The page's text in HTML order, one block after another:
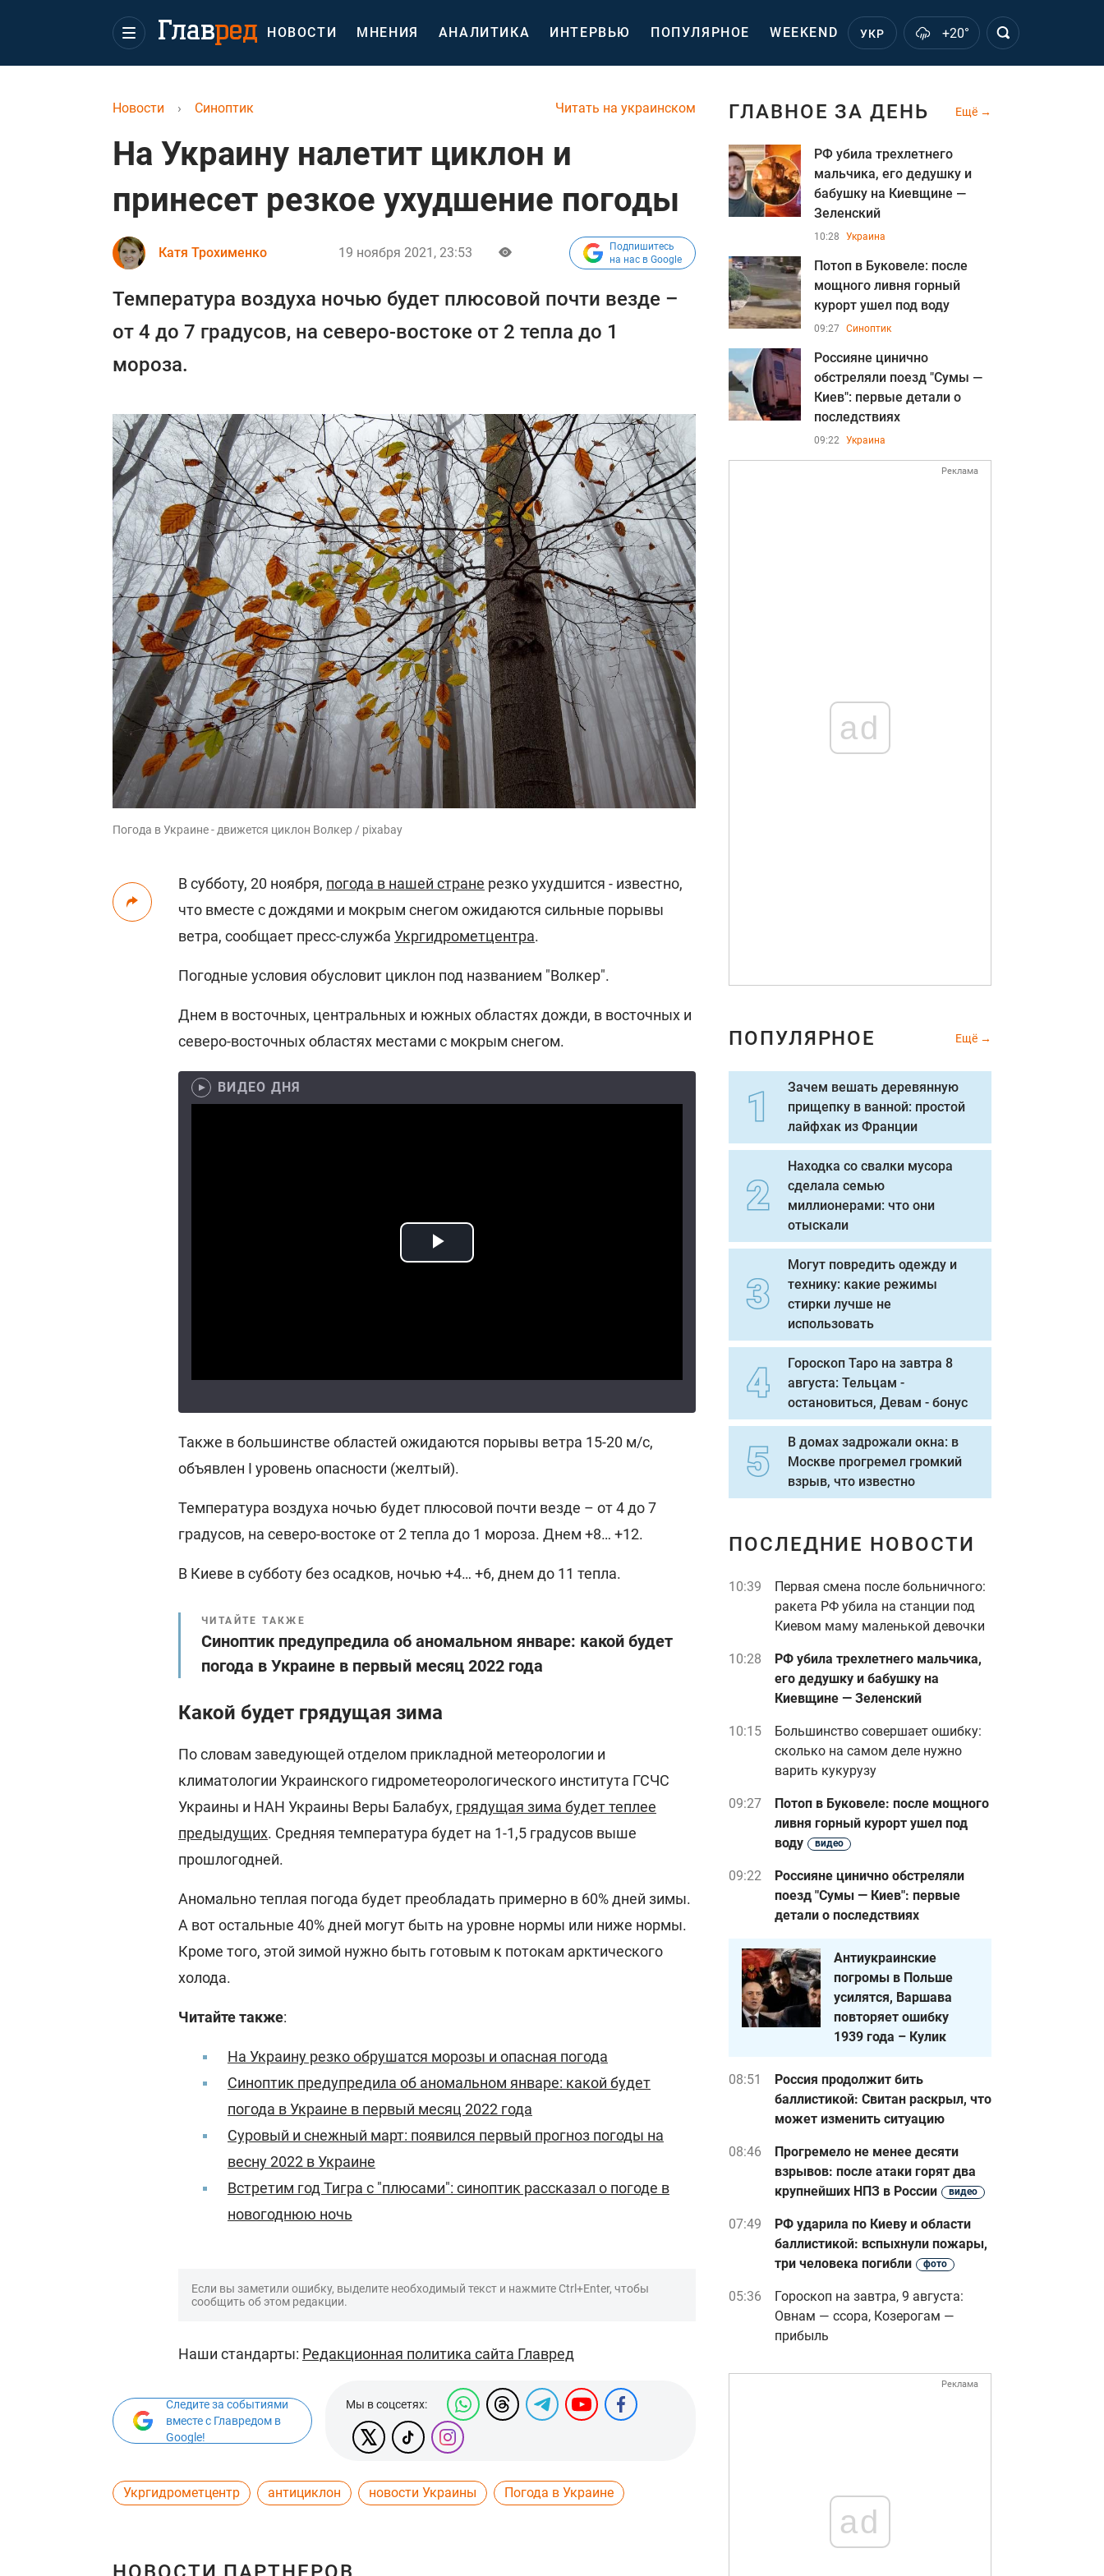
НОВОСТИ МНЕНИЯ АНАЛИТИКА ИНТЕРВЬЮ ПОПУЛЯРНОЕ WEEKEND УКР +20°
Читать на украинском
Новости › Синоптик
На Украину налетит циклон и
принесет резкое ухудшение погоды
Катя Трохименко 19 ноября 2021, 23:53
Подпишитесь
на нас в Google
Температура воздуха ночью будет плюсовой почти везде –
от 4 до 7 градусов, на северо-востоке от 2 тепла до 1
мороза.
Погода в Украине - движется циклон Волкер / pixabay
В субботу, 20 ноября, погода в нашей стране резко ухудшится - известно,
что вместе с дождями и мокрым снегом ожидаются сильные порывы
ветра, сообщает пресс-служба Укргидрометцентра.
Погодные условия обусловит циклон под названием "Волкер".
Днем в восточных, центральных и южных областях дожди, в восточных и
северо-восточных областях местами с мокрым снегом.
ВИДЕО ДНЯ
Также в большинстве областей ожидаются порывы ветра 15-20 м/с,
объявлен І уровень опасности (желтый).
Температура воздуха ночью будет плюсовой почти везде – от 4 до 7
градусов, на северо-востоке от 2 тепла до 1 мороза. Днем +8… +12.
В Киеве в субботу без осадков, ночью +4… +6, днем до 11 тепла.
ЧИТАЙТЕ ТАКЖЕ
Синоптик предупредила об аномальном январе: какой будет
погода в Украине в первый месяц 2022 года
Какой будет грядущая зима
По словам заведующей отделом прикладной метеорологии и
климатологии Украинского гидрометеорологического института ГСЧС
Украины и НАН Украины Веры Балабух, грядущая зима будет теплее
предыдущих. Средняя температура будет на 1-1,5 градусов выше
прошлогодней.
Аномально теплая погода будет преобладать примерно в 60% дней зимы.
А вот остальные 40% дней могут быть на уровне нормы или ниже нормы.
Кроме того, этой зимой нужно быть готовым к потокам арктического
холода.
Читайте также:
На Украину резко обрушатся морозы и опасная погода
Синоптик предупредила об аномальном январе: какой будет
погода в Украине в первый месяц 2022 года
Суровый и снежный март: появился первый прогноз погоды на
весну 2022 в Украине
Встретим год Тигра с "плюсами": синоптик рассказал о погоде в
новогоднюю ночь
Если вы заметили ошибку, выделите необходимый текст и нажмите Ctrl+Enter, чтобы
сообщить об этом редакции.
Наши стандарты: Редакционная политика сайта Главред
Следите за событиями
вместе с Главредом в
Google!
Мы в соцсетях:
Укргидрометцентр антициклон новости Украины Погода в Украине
ГЛАВНОЕ ЗА ДЕНЬ Ещё
РФ убила трехлетнего
мальчика, его дедушку и
бабушку на Киевщине —
Зеленский
10:28 Украина
Потоп в Буковеле: после
мощного ливня горный
курорт ушел под воду
09:27 Синоптик
Россияне цинично
обстреляли поезд "Сумы —
Киев": первые детали о
последствиях
09:22 Украина
Реклама
ad
ПОПУЛЯРНОЕ Ещё
Зачем вешать деревянную
прищепку в ванной: простой
лайфхак из Франции
Находка со свалки мусора
сделала семью
миллионерами: что они
отыскали
Могут повредить одежду и
технику: какие режимы
стирки лучше не
использовать
Гороскоп Таро на завтра 8
августа: Тельцам -
остановиться, Девам - бонус
В домах задрожали окна: в
Москве прогремел громкий
взрыв, что известно
ПОСЛЕДНИЕ НОВОСТИ
10:39
Первая смена после больничного:
ракета РФ убила на станции под
Киевом маму маленькой девочки
10:28
РФ убила трехлетнего мальчика,
его дедушку и бабушку на
Киевщине — Зеленский
10:15
Большинство совершает ошибку:
сколько на самом деле нужно
варить кукурузу
09:27
Потоп в Буковеле: после мощного
ливня горный курорт ушел под
воду
видео
09:22
Россияне цинично обстреляли
поезд "Сумы — Киев": первые
детали о последствиях
Антиукраинские
погромы в Польше
усилятся, Варшава
повторяет ошибку
1939 года – Кулик
08:51
Россия продолжит бить
баллистикой: Свитан раскрыл, что
может изменить ситуацию
08:46
Прогремело не менее десяти
взрывов: после атаки горят два
крупнейших НПЗ в России
видео
07:49
РФ ударила по Киеву и области
баллистикой: вспыхнули пожары,
три человека погибли
фото
05:36
Гороскоп на завтра, 9 августа:
Овнам — ссора, Козерогам —
прибыль
Реклама
ad